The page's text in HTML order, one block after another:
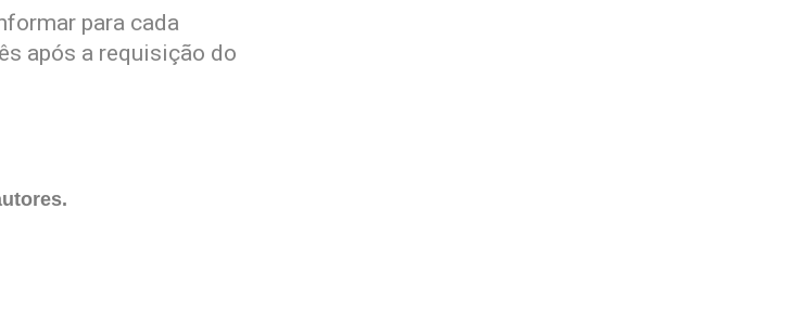
para cada
após a requisição do